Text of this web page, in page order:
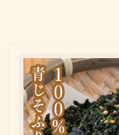
手作り佃煮
古希祝い